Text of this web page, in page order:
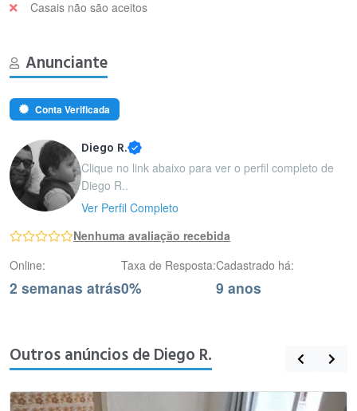
Casais não são aceitos
Anunciante
Conta Verificada
Diego R.
Clique no link abaixo para ver o perfil completo de
Diego R..
Ver Perfil Completo
Nenhuma avaliação recebida
Online:
2 semanas atrás
Taxa de Resposta:
0%
Cadastrado há:
9 anos
Outros anúncios de Diego R.